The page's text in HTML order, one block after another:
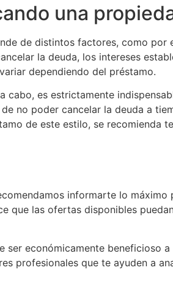
una
de distintos factores, como
la deuda, los intereses
dependiendo del préstamo.
es estrictamente
no poder cancelar la deuda a
de este estilo, se recomienda
informarte lo máximo
las ofertas disponibles
económicamente beneficioso
profesionales que te ayuden a